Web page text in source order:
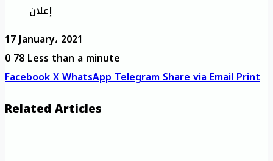
إعلان
17 January، 2021
078Less than a minute
FacebookXWhatsAppTelegramShare via EmailPrint
Related Articles